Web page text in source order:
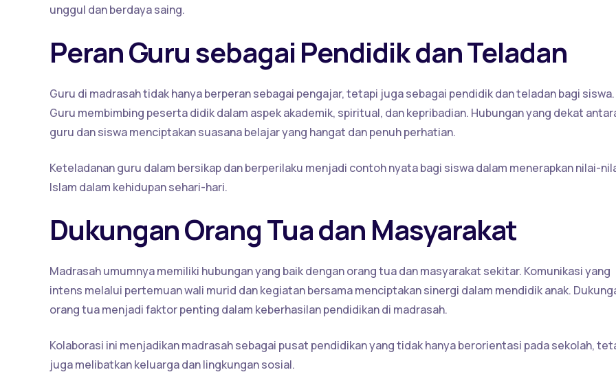
unggul dan berdaya saing.
Peran Guru sebagai Pendidik dan Teladan
Guru di madrasah tidak hanya berperan sebagai pengajar, tetapi juga sebagai pendidik dan teladan bagi siswa.
Guru membimbing peserta didik dalam aspek akademik, spiritual, dan kepribadian. Hubungan yang dekat
guru dan siswa menciptakan suasana belajar yang hangat dan penuh perhatian.
Keteladanan guru dalam bersikap dan berperilaku menjadi contoh nyata bagi siswa dalam menerapkan nilai-
Islam dalam kehidupan sehari-hari.
Dukungan Orang Tua dan Masyarakat
Madrasah umumnya memiliki hubungan yang baik dengan orang tua dan masyarakat sekitar. Komunikasi yang
intens melalui pertemuan wali murid dan kegiatan bersama menciptakan sinergi dalam mendidik anak.
orang tua menjadi faktor penting dalam keberhasilan pendidikan di madrasah.
Kolaborasi ini menjadikan madrasah sebagai pusat pendidikan yang tidak hanya berorientasi pada sekolah,
juga melibatkan keluarga dan lingkungan sosial.